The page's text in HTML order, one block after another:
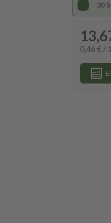
30
0,46 € /